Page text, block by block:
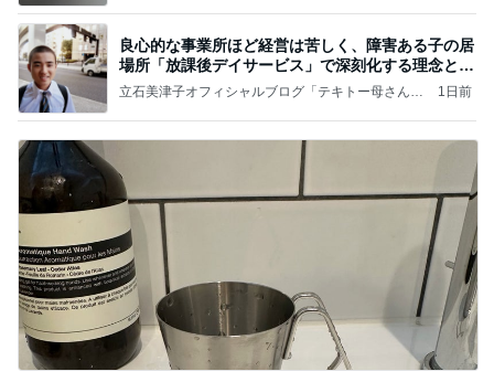
良心的な事業所ほど経営は苦しく、障害ある子の居
場所「放課後デイサービス」で深刻化する理念と現
実の
立石美津子オフィシャルブログ「テキトー母さんの
1日前